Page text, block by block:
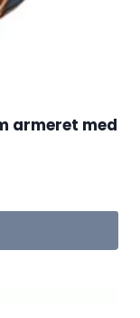
armeret med